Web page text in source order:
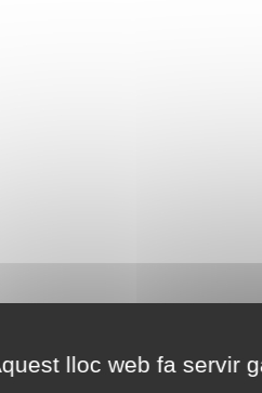
lloc web fa servir